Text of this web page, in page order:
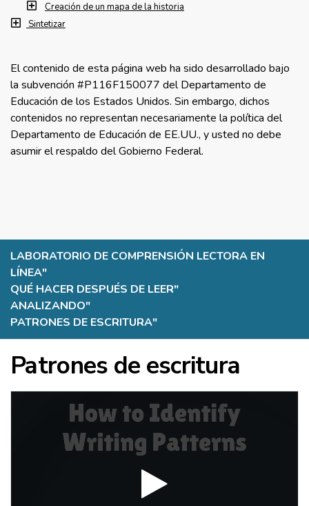
LABORATORIO DE COMPRENSIÓN LECTORA EN
LÍNEA"
QUÉ HACER DESPUÉS DE LEER"
ANALIZANDO"
PATRONES DE ESCRITURA"
Patrones de escritura
Creación de un mapa de la historia
Sintetizar
El contenido de esta página web ha sido desarrollado bajo
la subvención #P116F150077 del Departamento de
Educación de los Estados Unidos. Sin embargo, dichos
contenidos no representan necesariamente la política del
Departamento de Educación de EE.UU., y usted no debe
asumir el respaldo del Gobierno Federal.